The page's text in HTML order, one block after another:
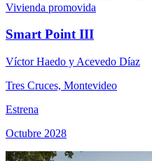
Vivienda promovida
Smart Point III
Víctor Haedo y Acevedo Díaz
Tres Cruces, Montevideo
Estrena
Octubre 2028